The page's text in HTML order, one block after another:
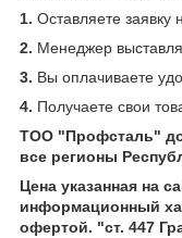
1. Оставляете
2. Менеджер
3. Вы оплачиваете
4. Получаете свои
ТОО "Профсталь"
все регионы
Цена указанная на
информационный
офертой. "ст. 447